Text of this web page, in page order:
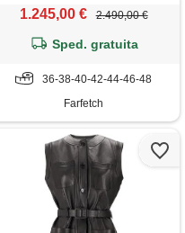
1.245,00 € 2.490,00 €
Sped. gratuita
36-38-40-42-44-46-48
Farfetch